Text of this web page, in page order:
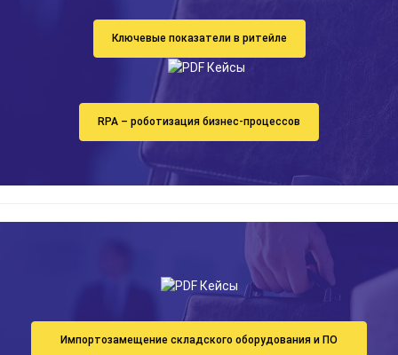
Ключевые показатели в ритейле
RPA – роботизация бизнес-процессов
Импортозамещение складского оборудования и ПО